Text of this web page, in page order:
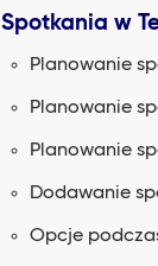
Spotkania w
Planowanie
Planowanie
Planowanie
Dodawanie
Opcje